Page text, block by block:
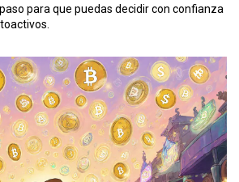
para que puedas decidir con confianza